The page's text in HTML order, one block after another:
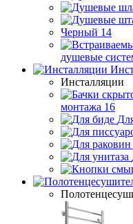
Черный 14
душевые
Инсталляции
монтажа 16